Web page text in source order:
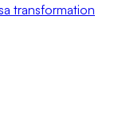
transformation